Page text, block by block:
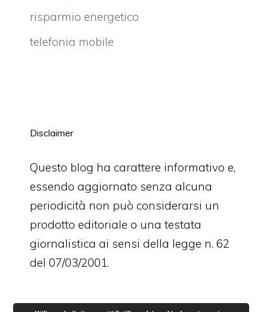
risparmio energetico
telefonia mobile
Disclaimer
Questo blog ha carattere informativo e,
essendo aggiornato senza alcuna
periodicità non può considerarsi un
prodotto editoriale o una testata
giornalistica ai sensi della legge n. 62
del 07/03/2001.